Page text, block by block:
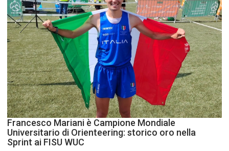
Francesco Mariani è Campione Mondiale
Universitario di Orienteering: storico oro nella
Sprint ai FISU WUC